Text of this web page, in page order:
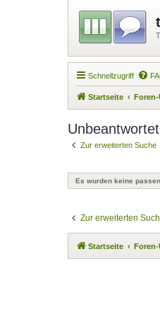
Schnellzugriff
Startseite
Zur erweiterten Suche
Es wurden keine
Zur erweiterten
Startseite